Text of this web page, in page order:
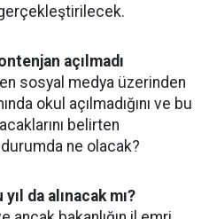
açılmadı
sosyal medya üzerinden
okul açılmadığını ve bu
belirten
durumda ne olacak?
da alınacak mı?